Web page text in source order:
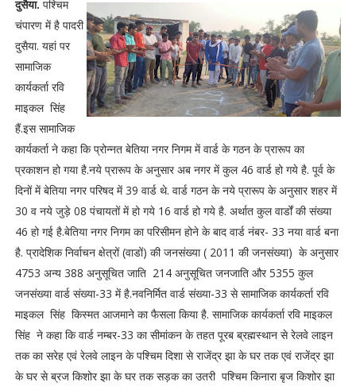
दुसैया. पश्चिम
चंपारण में है पादरी
दुसैया. यहां पर
सामाजिक
कार्यकर्ता रवि
माइकल सिंह
हैं.इस सामाजिक
कार्यकर्ता ने कहा कि प्रोन्नत बेतिया नगर निगम में वार्ड के गठन के प्रारूप का
प्रकाशन हो गया है.नये प्रारूप के अनुसार अब नगर में कुल 46 वार्ड हो गये है. पूर्व के
दिनों में बेतिया नगर परिषद में 39 वार्ड थे. वार्ड गठन के नये प्रारूप के अनुसार शहर में
30 व नये जुड़े 08 पंचायतों में हो गये 16 वार्ड हो गये है. अर्थात कुल वार्डों की संख्या
46 हो गई है.बेतिया नगर निगम का परिसीमन होने के बाद वार्ड नंबर- 33 नया वार्ड बना
है. प्रादेशिक निर्वाचन क्षेत्रों (वाडों) की जनसंख्या ( 2011 की जनसंख्या) के अनुसार
4753 अन्य 388 अनुसूचित जाति 214 अनुसूचित जनजाति और 5355 कुल
जनसंख्या वार्ड संख्या-33 में है.नवनिर्मित वार्ड संख्या-33 से सामाजिक कार्यकर्ता रवि
माइकल सिंह किस्मत आजमाने का फैसला किया है. सामाजिक कार्यकर्ता रवि माइकल
सिंह ने कहा कि वार्ड नम्बर-33 का सीमांकन के तहत पूरब ब्रह्मस्थान से रेलवे लाइन
तक का सरेह एवं रेलवे लाइन के पश्चिम दिशा से राजेंद्र झा के घर तक एवं राजेंद्र झा
के घर से ब्रज किशोर झा के घर तक सड़क का उतरी पश्चिम किनारा बृज किशोर झा